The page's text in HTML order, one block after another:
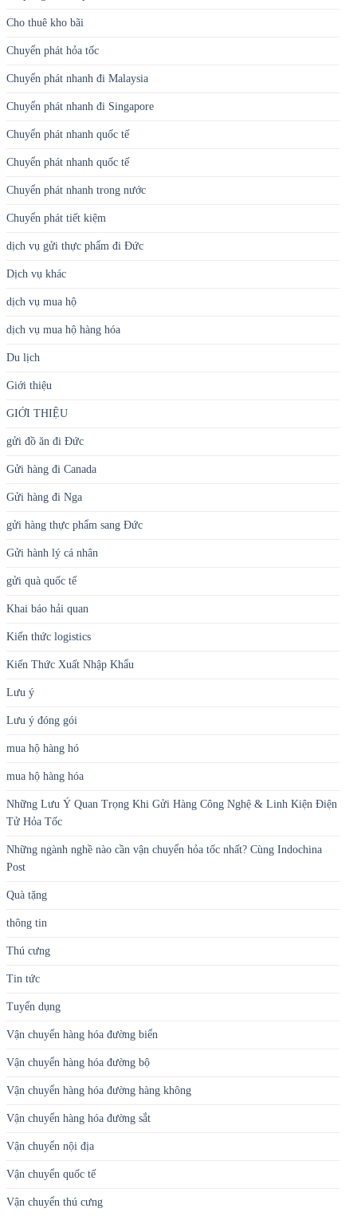
Cho thuê kho bãi
Chuyển phát hỏa tốc
Chuyển phát nhanh đi Malaysia
Chuyển phát nhanh đi Singapore
Chuyển phát nhanh quốc tế
Chuyển phát nhanh quốc tế
Chuyển phát nhanh trong nước
Chuyển phát tiết kiệm
dịch vụ gửi thực phẩm đi Đức
Dịch vụ khác
dịch vụ mua hộ
dịch vụ mua hộ hàng hóa
Du lịch
Giới thiệu
GIỚI THIỆU
gửi đồ ăn đi Đức
Gửi hàng đi Canada
Gửi hàng đi Nga
gửi hàng thực phẩm sang Đức
Gửi hành lý cá nhân
gửi quà quốc tế
Khai báo hải quan
Kiến thức logistics
Kiến Thức Xuất Nhập Khẩu
Lưu ý
Lưu ý đóng gói
mua hộ hàng hó
mua hộ hàng hóa
Những Lưu Ý Quan Trọng Khi Gửi Hàng Công Nghệ & Linh Kiện Điện
Tử Hỏa Tốc
Những ngành nghề nào cần vận chuyển hỏa tốc nhất? Cùng Indochina
Post
Quà tặng
thông tin
Thú cưng
Tin tức
Tuyển dụng
Vận chuyển hàng hóa đường biển
Vận chuyển hàng hóa đường bộ
Vận chuyển hàng hóa đường hàng không
Vận chuyển hàng hóa đường sắt
Vận chuyển nội địa
Vận chuyển quốc tế
Vận chuyển thú cưng